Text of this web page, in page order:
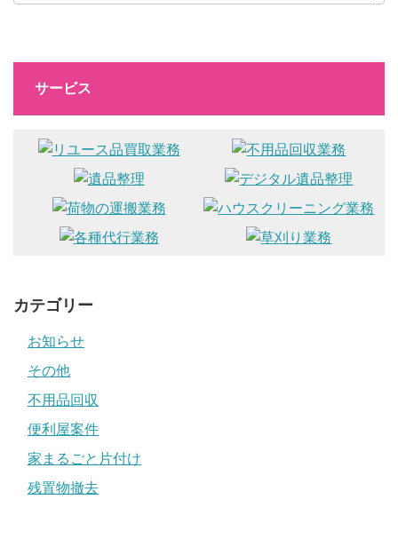
サービス
カテゴリー
お知らせ
その他
不用品回収
便利屋案件
家まるごと片付け
残置物撤去